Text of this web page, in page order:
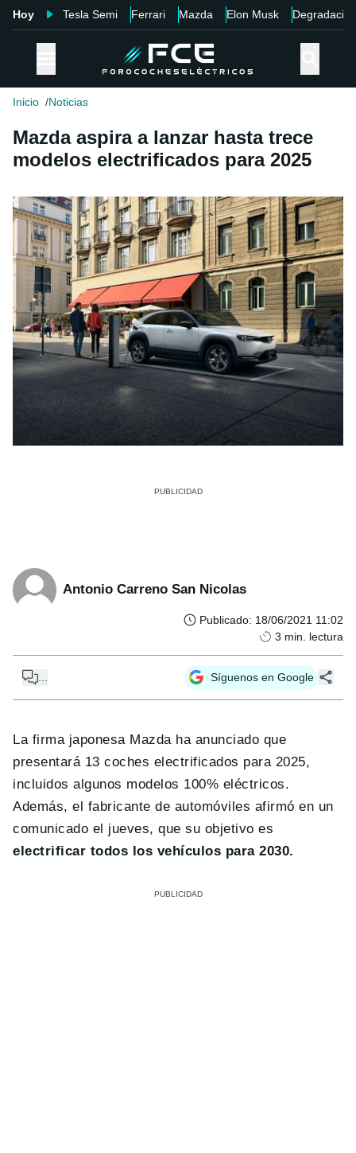
Hoy Tesla Semi Ferrari Mazda Elon Musk Degradación
Inicio Noticias
Mazda aspira a lanzar hasta trece
modelos electrificados para 2025
Antonio Carreno San Nicolas
Publicado: 18/06/2021 11:02
3 min. lectura
Síguenos en Google
La firma japonesa Mazda ha anunciado que
presentará 13 coches electrificados para 2025,
incluidos algunos modelos 100% eléctricos.
Además, el fabricante de automóviles afirmó en un
comunicado el jueves, que su objetivo es
electrificar todos los vehículos para 2030.